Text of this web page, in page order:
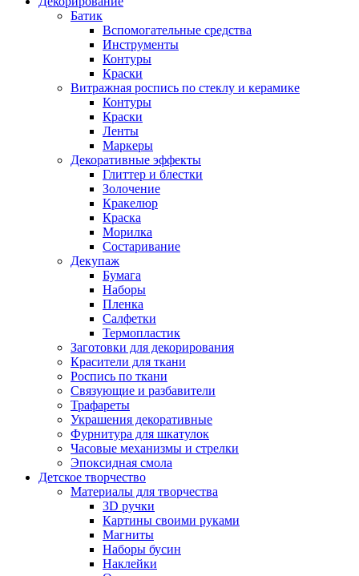
Батик
Вспомогательные средства
Инструменты
Контуры
Краски
Витражная роспись по стеклу и керамике
Контуры
Краски
Ленты
Маркеры
Декоративные эффекты
Глиттер и блестки
Золочение
Кракелюр
Краска
Морилка
Состаривание
Декупаж
Бумага
Наборы
Пленка
Салфетки
Термопластик
Заготовки для декорирования
Красители для ткани
Роспись по ткани
Связующие и разбавители
Трафареты
Украшения декоративные
Фурнитура для шкатулок
Часовые механизмы и стрелки
Эпоксидная смола
Детское творчество
Материалы для творчества
3D ручки
Картины своими руками
Магниты
Наборы бусин
Наклейки